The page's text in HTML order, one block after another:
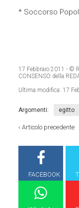
* Soccorso
17 Febbraio 2011 - ©
CONSENSO della
Ultima modifica: 17
Argomenti: egitto
‹Articolo precedente
FACEBOOK